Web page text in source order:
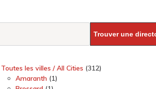
Toutes les villes / All Cities (312)
Amaranth(1)